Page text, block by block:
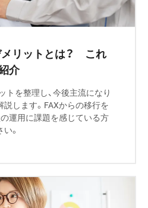
メリットとは？ これ
介
トを整理し、今後主流になり
します。FAXからの移行を
運用に課題を感じている方
。